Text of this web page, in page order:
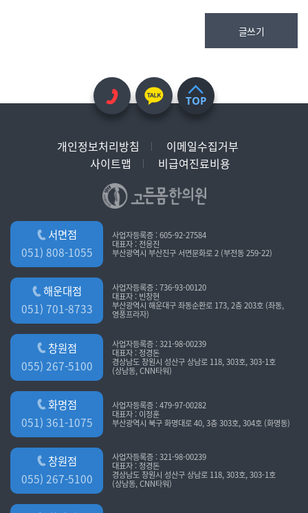
글쓰기
TOP
개인정보처리방침
이메일수집거부
사이트맵
비급여진료비용
서면점
051) 808-1055
사업자등록증 : 605-92-27584
대표자 : 전응진
부산광역시 부산진구 서면문화로 2 (부전동 259-22)
해운대점
051) 701-8733
사업자등록증 : 736-93-00120
대표자 : 빈창현
부산광역시 해운대구 좌동순환로 173, 2층 203호 (좌동,
영풍프라자)
창원점
055) 267-5100
사업자등록증 : 321-98-00239
대표자 : 정경돈
경상남도 창원시 성산구 상남로 118, 303호, 303-1호
(상남동, CNN타워)
화명점
051) 361-1075
사업자등록증 : 479-97-00282
대표자 : 이정훈
부산광역시 북구 화명대로 40, 3층 303호, 304호 (화명동)
창원점
055) 267-5100
사업자등록증 : 321-98-00239
대표자 : 정경돈
경상남도 창원시 성산구 상남로 118, 303호, 303-1호
(상남동, CNN타워)